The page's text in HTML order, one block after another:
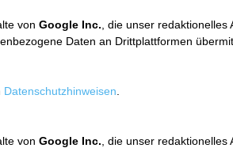
von Google Inc. , die unser
Daten an Drittplattformen
Datenschutzhinweisen
von Google Inc. , die unser